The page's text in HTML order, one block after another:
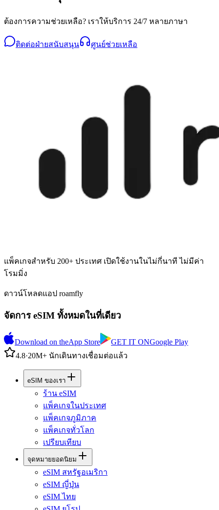
ต้องการความช่วยเหลือ? เราให้บริการ 24/7 หลายภาษา
ติดต่อฝ่ายสนับสนุน ศูนย์ช่วยเหลือ
แพ็คเกจสำหรับ 200+ ประเทศ เปิดใช้งานในไม่กี่นาที ไม่มีค่า
โรมมิ่ง
ดาวน์โหลดแอป roamfly
จัดการ eSIM ทั้งหมดในที่เดียว
Download on theApp Store GET IT ONGoogle Play
4.8·20M+ นักเดินทางเชื่อมต่อแล้ว
eSIM ของเรา
ร้าน eSIM
แพ็คเกจในประเทศ
แพ็คเกจภูมิภาค
แพ็คเกจทั่วโลก
เปรียบเทียบ
จุดหมายยอดนิยม
eSIM สหรัฐอเมริกา
eSIM ญี่ปุ่น
eSIM ไทย